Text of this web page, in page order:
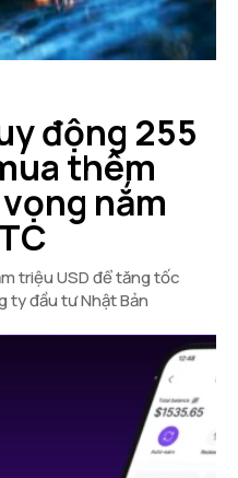
động 255
thêm
nắm
triệu USD để tăng tốc
ty đầu tư Nhật Bản